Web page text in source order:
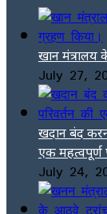
खान मंत्रालय
July 27,
खदान बंद
एक महत्वपूर्ण
July 24,